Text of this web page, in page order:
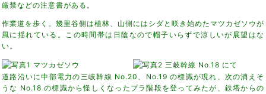
厳禁などの注意書がある。
作業道を歩く。幾里谷側は植林、山側にはシダと咲き始めたマツカゼソウが
風に揺れている。この時間帯は日陰なので帽子いらずで涼しいが展望はな
い。
道路沿いに中部電力の三岐幹線 No.20、No.19 の標識が現れ、次の消えそ
うな No.18 の標識から怪しくなったプラ階段を登ってみたが、鉄塔からの